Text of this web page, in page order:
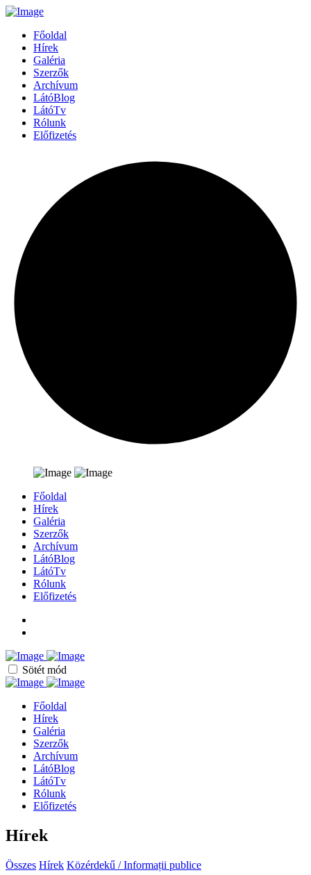
Főoldal
Hírek
Galéria
Szerzők
Archívum
LátóBlog
LátóTv
Rólunk
Előfizetés
Főoldal
Hírek
Galéria
Szerzők
Archívum
LátóBlog
LátóTv
Rólunk
Előfizetés
Sötét mód
Főoldal
Hírek
Galéria
Szerzők
Archívum
LátóBlog
LátóTv
Rólunk
Előfizetés
Hírek
Összes Hírek Közérdekű / Informații publice